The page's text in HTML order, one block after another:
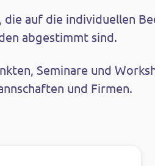
auf die individuellen
abgestimmt sind.
Seminare und
und Firmen.